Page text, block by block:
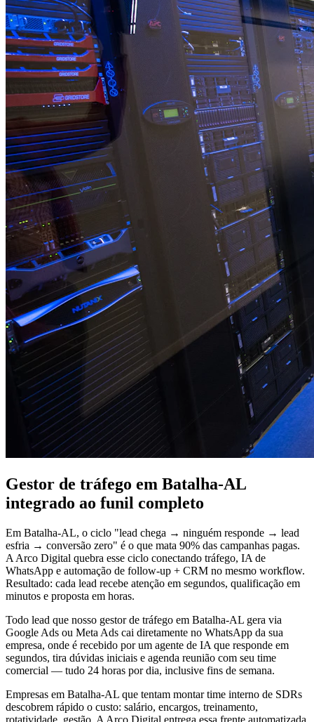
Gestor de tráfego em Batalha-AL
integrado ao funil completo
Em Batalha-AL, o ciclo "lead chega → ninguém responde → lead
esfria → conversão zero" é o que mata 90% das campanhas pagas.
A Arco Digital quebra esse ciclo conectando tráfego, IA de
WhatsApp e automação de follow-up + CRM no mesmo workflow.
Resultado: cada lead recebe atenção em segundos, qualificação em
minutos e proposta em horas.
Todo lead que nosso gestor de tráfego em Batalha-AL gera via
Google Ads ou Meta Ads cai diretamente no WhatsApp da sua
empresa, onde é recebido por um agente de IA que responde em
segundos, tira dúvidas iniciais e agenda reunião com seu time
comercial — tudo 24 horas por dia, inclusive fins de semana.
Empresas em Batalha-AL que tentam montar time interno de SDRs
descobrem rápido o custo: salário, encargos, treinamento,